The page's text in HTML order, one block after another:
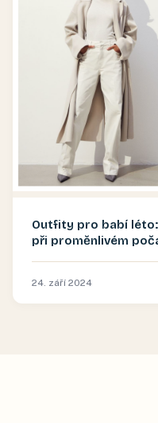
Outfity pro babí
při proměnlivém
24. září 2024